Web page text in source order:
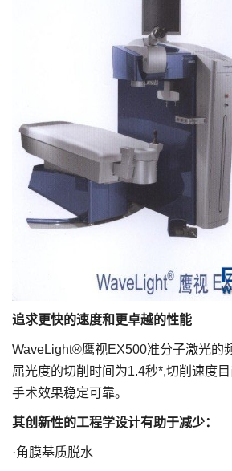
追求更快的速度和更卓越的性能
WaveLight®鹰视EX500准分子激光的
屈光度的切削时间为1.4秒*,切削速度目
手术效果稳定可靠。
其创新性的工程学设计有助于减少：
·角膜基质脱水